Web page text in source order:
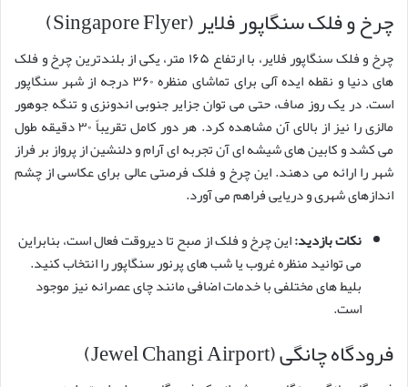
چرخ و فلک سنگاپور فلایر (Singapore Flyer)
چرخ و فلک سنگاپور فلایر، با ارتفاع ۱۶۵ متر، یکی از بلندترین چرخ و فلک
های دنیا و نقطه ایده آلی برای تماشای منظره ۳۶۰ درجه از شهر سنگاپور
است. در یک روز صاف، حتی می توان جزایر جنوبی اندونزی و تنگه جوهور
مالزی را نیز از بالای آن مشاهده کرد. هر دور کامل تقریباً ۳۰ دقیقه طول
می کشد و کابین های شیشه ای آن تجربه ای آرام و دلنشین از پرواز بر فراز
شهر را ارائه می دهند. این چرخ و فلک فرصتی عالی برای عکاسی از چشم
اندازهای شهری و دریایی فراهم می آورد.
نکات بازدید:این چرخ و فلک از صبح تا دیروقت فعال است، بنابراین
می توانید منظره غروب یا شب های پرنور سنگاپور را انتخاب کنید.
بلیط های مختلفی با خدمات اضافی مانند چای عصرانه نیز موجود
است.
فرودگاه چانگی (Jewel Changi Airport)